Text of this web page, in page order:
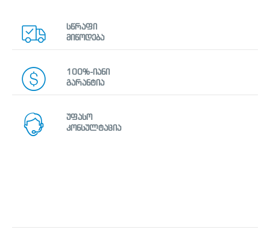
სწრაფი
მიწოდება
100%-იანი
გარანტია
უფასო
კონსულტაცია